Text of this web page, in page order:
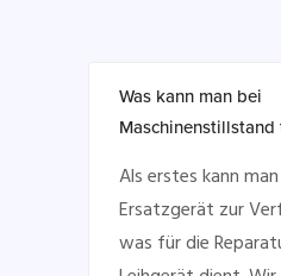
Was kann man bei
Maschinenstillstand
Als erstes kann
Ersatzgerät zur
was für die